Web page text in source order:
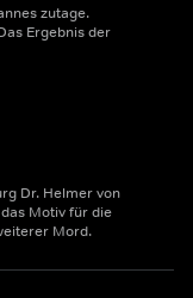
zutage.
Ergebnis der
Dr. Helmer von
Motiv für die
Mord.